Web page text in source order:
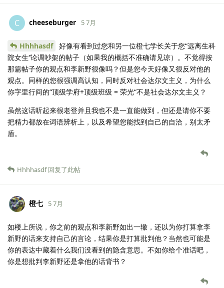
C cheeseburger 5 7月
Hhhhasdf
好像有看到过您和另一位橙七学长关于您“远离生科
院女生‘’论调吵架的帖子（如果我的概括不准确请见谅）。不觉得按
那篇帖子你的观点和李新野很像吗？但是您今天好像又很反对他的
观点。同样的您很强调高认知，同时反对社会达尔文主义，为什么
你字里行间的“顶级学府+顶级班级 = 荣光“不是社会达尔文主义？
虽然这话听起来很老登并且我也不是一直能做到，但还是请你不要
把精力都放在词语辨析上，以及希望您能找到自己的自洽，别太矛
盾。
Hhhhasdf回复了此帖
橙七 5 7月
如楼上所说，你之前的观点和李新野如出一辙，还以为你打算拿李
新野的话来支持自己的言论，结果你是打算批判他？当然也可能是
你的表达中藏着什么我们没看到的隐含意思。不如你给个准话吧，
你是想批判李新野还是拿他的话背书？